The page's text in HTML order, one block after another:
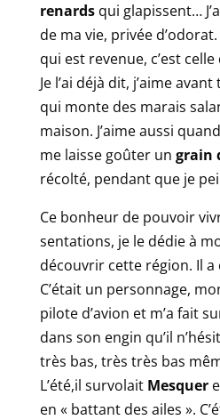
renardsqui glapissent…
de ma vie, privée
qui est revenue, c’est celle
Je l’ai déjà dit, j’aime
qui monte des marais
maison. J’aime aussi quand
me laisse goûter un grain
récolté, pendant que je
Ce bonheur de pouvoir
sentations, je le dédie à
découvrir cette région. Il a
C’était un personnage,
pilote d’avion et m’a fait
dans son engin qu’il
très bas, très très bas
L’été,il survolait Mesquer
en « battant des ailes ».